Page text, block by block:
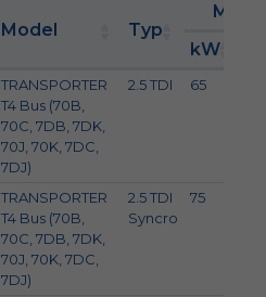
Model Typ
Moc
kW
TRANSPORTER
T4 Bus (70B,
70C, 7DB, 7DK,
70J, 70K, 7DC,
7DJ)
2.5 TDI 65
TRANSPORTER
T4 Bus (70B,
70C, 7DB, 7DK,
70J, 70K, 7DC,
7DJ)
2.5 TDI
Syncro
75